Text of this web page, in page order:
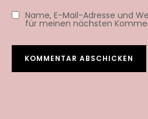
Name, E-Mail-Adresse und
für meinen nächsten